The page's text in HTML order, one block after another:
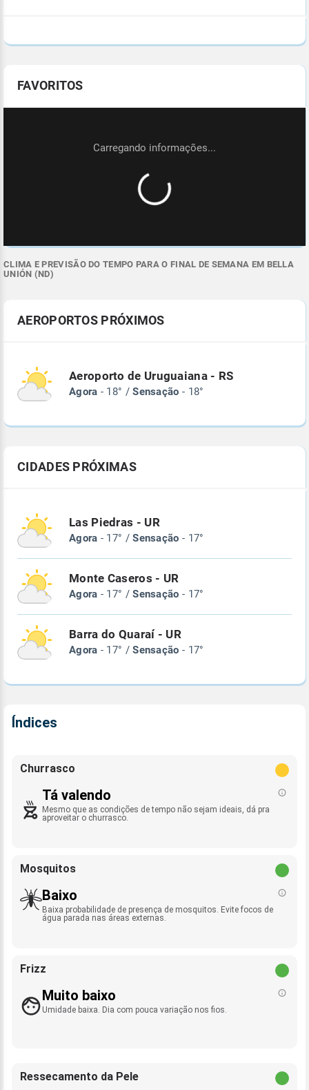
FAVORITOS
CLIMA E PREVISÃO DO TEMPO PARA O FINAL DE SEMANA EM BELLA
UNIÓN (ND)
AEROPORTOS PRÓXIMOS
Aeroporto de Uruguaiana - RS
Agora - 18° /Sensação - 18°
CIDADES PRÓXIMAS
Las Piedras - UR
Agora - 17° /Sensação - 17°
Monte Caseros - UR
Agora - 17° /Sensação - 17°
Barra do Quaraí - UR
Agora - 17° /Sensação - 17°
Índices
Churrasco
Tá valendo
Mesmo que as condições de tempo não sejam ideais, dá pra
aproveitar o churrasco.
Mosquitos
Baixo
Baixa probabilidade de presença de mosquitos. Evite focos de
água parada nas áreas externas.
Frizz
Muito baixo
Umidade baixa. Dia com pouca variação nos fios.
Ressecamento da Pele